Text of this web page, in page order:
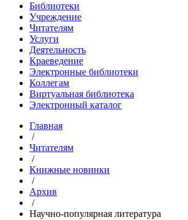
Библиотеки
Учреждение
Читателям
Услуги
Деятельность
Краеведение
Электронные библиотеки
Коллегам
Виртуальная библиотека
Электронный каталог
Главная
/
Читателям
/
Книжные новинки
/
Архив
/
Научно-популярная литература